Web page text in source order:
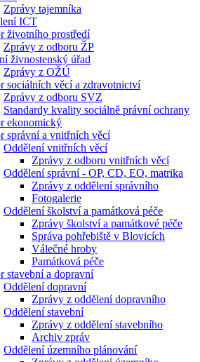
Zprávy tajemníka
ICT
životního prostředí
Zprávy z odboru ŽP
živnostenský úřad
Zprávy z OŽÚ
sociálních věcí a zdravotnictví
Zprávy z odboru SVZ
Standardy kvality sociálně právní ochrany
ekonomický
správní a vnitřních věcí
Oddělení vnitřních věcí
Zprávy z odboru vnitřních věcí
Oddělení správní - OP, CD, EO, matrika
Zprávy z oddělení správního
Fotogalerie
Oddělení školství a památková péče
Zprávy školství a památkové péče
Správa pohřebiště v Blovicích
Válečné hroby
Památková péče
stavební a dopravní
Oddělení dopravní
Zprávy z oddělení dopravního
Oddělení stavební
Zprávy z oddělení stavebního
Archiv zpráv
Oddělení územního plánování